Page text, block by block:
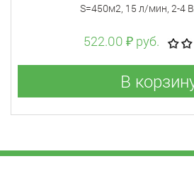
S=450м2, 15 л/мин, 2-4
522.00 ₽ руб.
В